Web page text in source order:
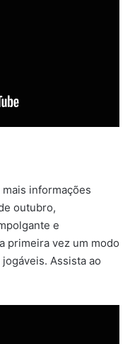
informações
outubro,
e
primeira vez um modo
Assista ao